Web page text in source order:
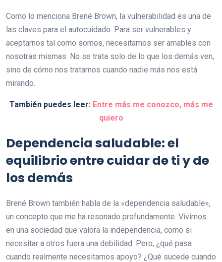
Como lo menciona Brené Brown, la vulnerabilidad es una de
las claves para el autocuidado. Para ser vulnerables y
aceptarnos tal como somos, necesitamos ser amables con
nosotras mismas. No se trata solo de lo que los demás ven,
sino de cómo nos tratamos cuando nadie más nos está
mirando.
También puedes leer: Entre más me conozco, más me
quiero
Dependencia saludable: el
equilibrio entre cuidar de ti y de
los demás
Brené Brown también habla de la «dependencia saludable»,
un concepto que me ha resonado profundamente. Vivimos
en una sociedad que valora la independencia, como si
necesitar a otros fuera una debilidad. Pero, ¿qué pasa
cuando realmente necesitamos apoyo? ¿Qué sucede cuando